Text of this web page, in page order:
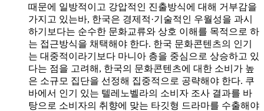
때문에 일방적이고 강압적인 진출방식에 대해 거부감을
가지고 있는바, 한국은 경제적·기술적인 우월성을 과시
하기보다는 순수한 문화교류와 상호 이해를 목적으로 하
는 접근방식을 채택해야 한다. 한국 문화콘텐츠의 인기
는 대중적이라기보다 마니아 층을 중심으로 상승하고 있
다는 점을 고려해, 한국의 문화콘텐츠에 대한 소비가 높
은 소규모 집단을 선정해 집중적으로 공략해야 한다. 쿠
바에서 인기 있는 텔레노벨라의 소비자 조사 결과를 바
탕으로 소비자의 취향에 맞는 타깃형 드라마를 수출해야